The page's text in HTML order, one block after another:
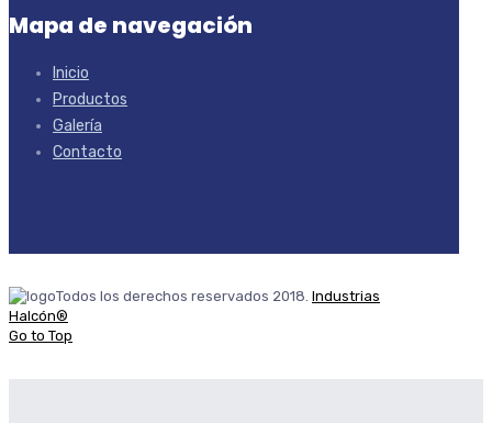
Mapa de navegación
Inicio
Productos
Galería
Contacto
Todos los derechos reservados 2018. Industrias
Halcón®
Go to Top